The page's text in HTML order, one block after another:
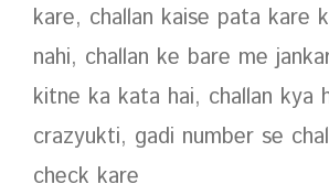
kare, challan kaise pata kare
nahi, challan ke bare me
kitne ka kata hai, challan kya
crazyukti, gadi number se
check kare